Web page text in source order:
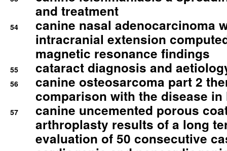
and treatment
54
canine nasal adenocarcinoma
intracranial extension
magnetic resonance findings
55 cataract diagnosis and
56
canine osteosarcoma part 2
comparison with the disease in
57
canine uncemented porous
arthroplasty results of a long
evaluation of 50 consecutive